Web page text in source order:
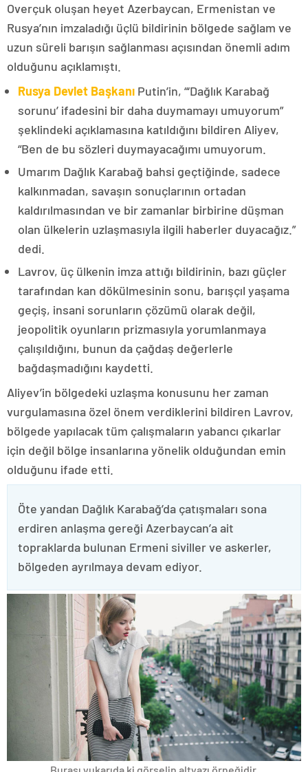
Overçuk oluşan heyet Azerbaycan, Ermenistan ve
Rusya’nın imzaladığı üçlü bildirinin bölgede sağlam ve
uzun süreli barışın sağlanması açısından önemli adım
olduğunu açıklamıştı.
Rusya Devlet Başkanı Putin’in, “‘Dağlık Karabağ
sorunu’ ifadesini bir daha duymamayı umuyorum”
şeklindeki açıklamasına katıldığını bildiren Aliyev,
“Ben de bu sözleri duymayacağımı umuyorum.
Umarım Dağlık Karabağ bahsi geçtiğinde, sadece
kalkınmadan, savaşın sonuçlarının ortadan
kaldırılmasından ve bir zamanlar birbirine düşman
olan ülkelerin uzlaşmasıyla ilgili haberler duyacağız.”
dedi.
Lavrov, üç ülkenin imza attığı bildirinin, bazı güçler
tarafından kan dökülmesinin sonu, barışçıl yaşama
geçiş, insani sorunların çözümü olarak değil,
jeopolitik oyunların prizmasıyla yorumlanmaya
çalışıldığını, bunun da çağdaş değerlerle
bağdaşmadığını kaydetti.
Aliyev’in bölgedeki uzlaşma konusunu her zaman
vurgulamasına özel önem verdiklerini bildiren Lavrov,
bölgede yapılacak tüm çalışmaların yabancı çıkarlar
için değil bölge insanlarına yönelik olduğundan emin
olduğunu ifade etti.
Öte yandan Dağlık Karabağ’da çatışmaları sona
erdiren anlaşma gereği Azerbaycan’a ait
topraklarda bulunan Ermeni siviller ve askerler,
bölgeden ayrılmaya devam ediyor.